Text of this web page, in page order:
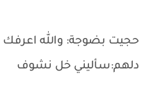
حجيت بضوجة: والله
دلهم:سأليني خل نشوف